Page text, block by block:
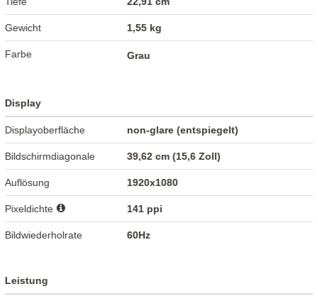
Gewicht 1,55 kg
Farbe Grau
Display
Displayoberfläche non-glare (entspiegelt)
Bildschirmdiagonale 39,62 cm (15,6 Zoll)
Auflösung 1920x1080
Pixeldichte 141 ppi
Bildwiederholrate 60Hz
Leistung